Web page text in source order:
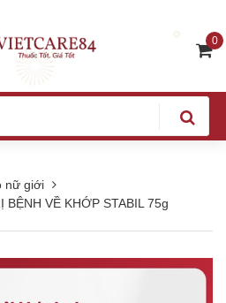
0
nữ giới
VỀ KHỚP STABIL 75g